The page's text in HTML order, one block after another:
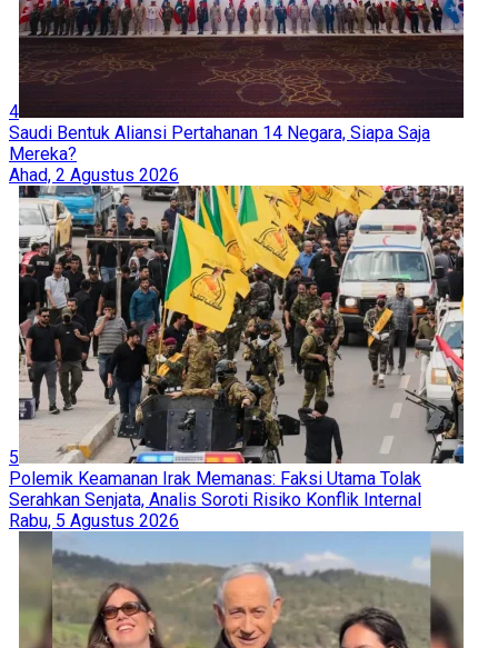
4
Saudi Bentuk Aliansi Pertahanan 14 Negara, Siapa Saja
Mereka?
Ahad, 2 Agustus 2026
5
Polemik Keamanan Irak Memanas: Faksi Utama Tolak
Serahkan Senjata, Analis Soroti Risiko Konflik Internal
Rabu, 5 Agustus 2026